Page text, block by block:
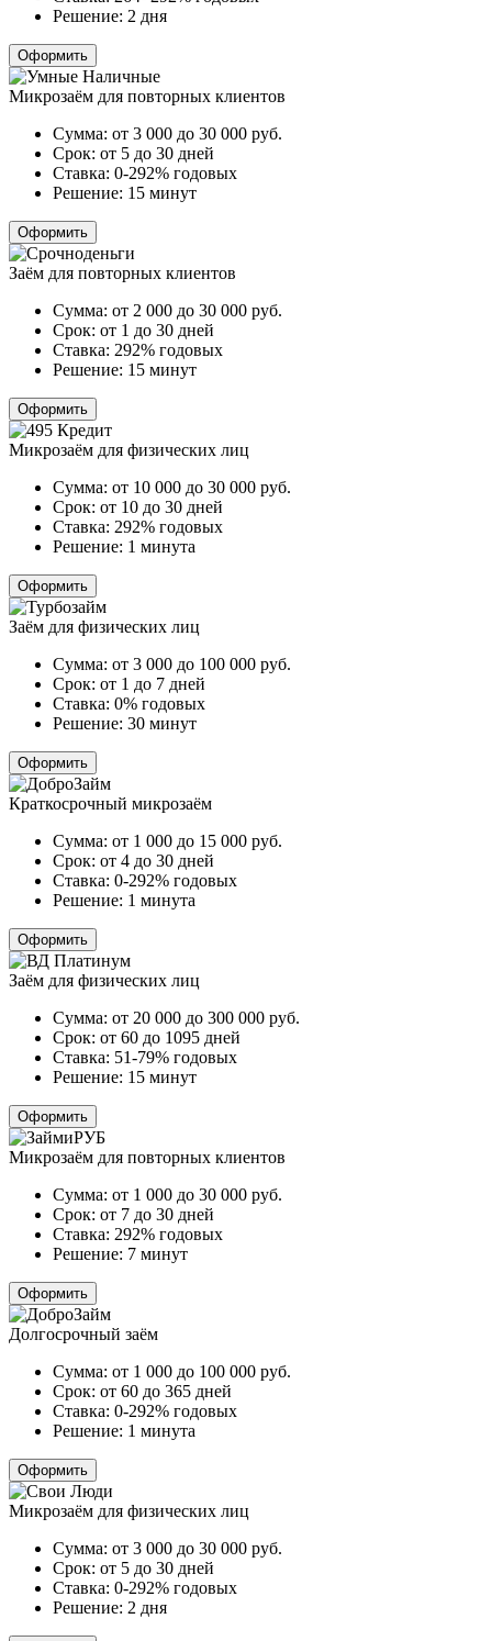
Решение: 2 дня
Оформить
Микрозаём для повторных клиентов
Сумма: от 3 000 до 30 000 руб.
Срок: от 5 до 30 дней
Ставка: 0-292% годовых
Решение: 15 минут
Оформить
Заём для повторных клиентов
Сумма: от 2 000 до 30 000 руб.
Срок: от 1 до 30 дней
Ставка: 292% годовых
Решение: 15 минут
Оформить
Микрозаём для физических лиц
Сумма: от 10 000 до 30 000 руб.
Срок: от 10 до 30 дней
Ставка: 292% годовых
Решение: 1 минута
Оформить
Заём для физических лиц
Сумма: от 3 000 до 100 000 руб.
Срок: от 1 до 7 дней
Ставка: 0% годовых
Решение: 30 минут
Оформить
Краткосрочный микрозаём
Сумма: от 1 000 до 15 000 руб.
Срок: от 4 до 30 дней
Ставка: 0-292% годовых
Решение: 1 минута
Оформить
Заём для физических лиц
Сумма: от 20 000 до 300 000 руб.
Срок: от 60 до 1095 дней
Ставка: 51-79% годовых
Решение: 15 минут
Оформить
Микрозаём для повторных клиентов
Сумма: от 1 000 до 30 000 руб.
Срок: от 7 до 30 дней
Ставка: 292% годовых
Решение: 7 минут
Оформить
Долгосрочный заём
Сумма: от 1 000 до 100 000 руб.
Срок: от 60 до 365 дней
Ставка: 0-292% годовых
Решение: 1 минута
Оформить
Микрозаём для физических лиц
Сумма: от 3 000 до 30 000 руб.
Срок: от 5 до 30 дней
Ставка: 0-292% годовых
Решение: 2 дня